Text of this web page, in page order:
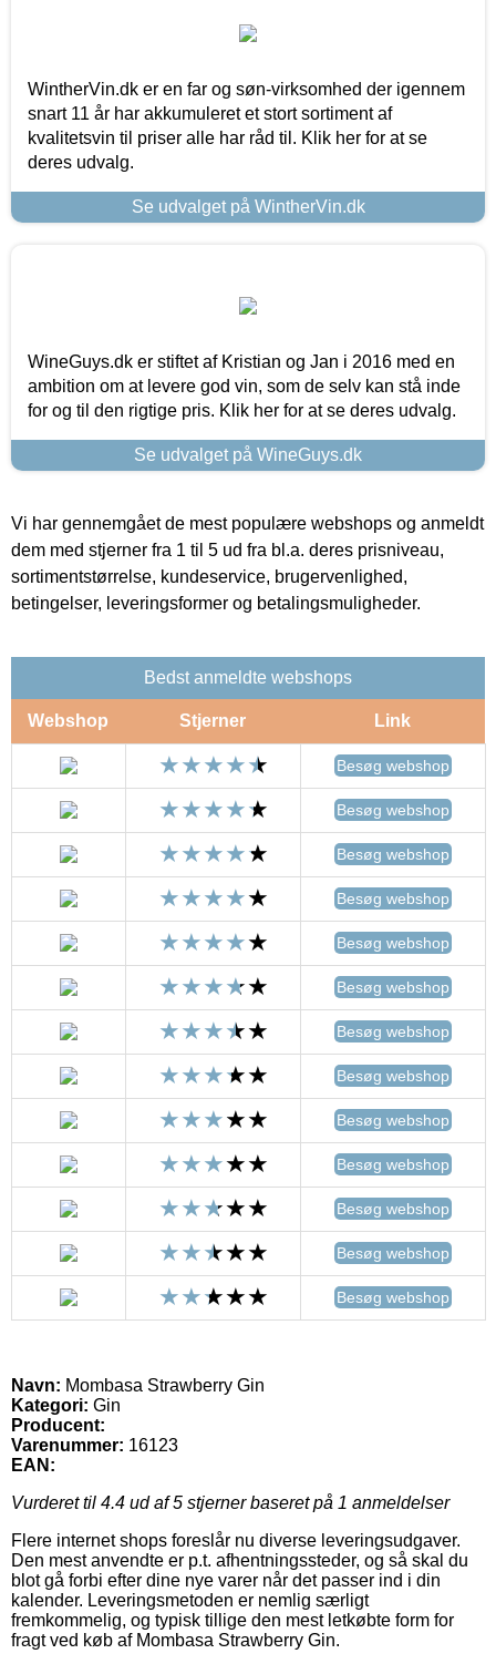
WintherVin.dk er en far og søn-virksomhed der igennem
snart 11 år har akkumuleret et stort sortiment af
kvalitetsvin til priser alle har råd til. Klik her for at se
deres udvalg.
Se udvalget på WintherVin.dk
WineGuys.dk er stiftet af Kristian og Jan i 2016 med en
ambition om at levere god vin, som de selv kan stå inde
for og til den rigtige pris. Klik her for at se deres udvalg.
Se udvalget på WineGuys.dk
Vi har gennemgået de mest populære webshops og anmeldt
dem med stjerner fra 1 til 5 ud fra bl.a. deres prisniveau,
sortimentstørrelse, kundeservice, brugervenlighed,
betingelser, leveringsformer og betalingsmuligheder.
Bedst anmeldte webshops
Webshop Stjerner Link
Besøg webshop
Besøg webshop
Besøg webshop
Besøg webshop
Besøg webshop
Besøg webshop
Besøg webshop
Besøg webshop
Besøg webshop
Besøg webshop
Besøg webshop
Besøg webshop
Besøg webshop
Navn: Mombasa Strawberry Gin
Kategori: Gin
Producent:
Varenummer: 16123
EAN:
Vurderet til 4.4 ud af 5 stjerner baseret på 1 anmeldelser
Flere internet shops foreslår nu diverse leveringsudgaver.
Den mest anvendte er p.t. afhentningssteder, og så skal du
blot gå forbi efter dine nye varer når det passer ind i din
kalender. Leveringsmetoden er nemlig særligt
fremkommelig, og typisk tillige den mest letkøbte form for
fragt ved køb af Mombasa Strawberry Gin.